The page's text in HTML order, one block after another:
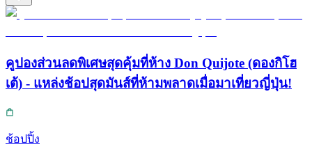
คูปองส่วนลดพิเศษสุดคุ้มที่ห้าง Don Quijote (ดองกิโฮ
เต้) - แหล่งช้อปสุดมันส์ที่ห้ามพลาดเมื่อมาเที่ยวญี่ปุ่น!
ช้อปปิ้ง